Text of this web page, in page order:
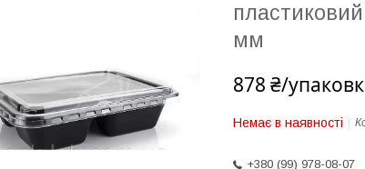
мм
878 ₴/
Немає в наявності
+380 (99) 978-08-07